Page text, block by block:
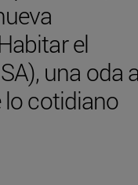
el
una oda a
lo cotidiano